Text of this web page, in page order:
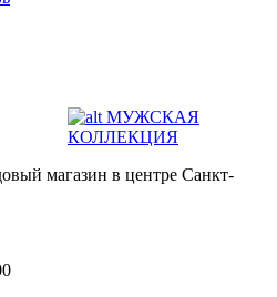
МУЖСКАЯ
КОЛЛЕКЦИЯ
магазин в центре Санкт-